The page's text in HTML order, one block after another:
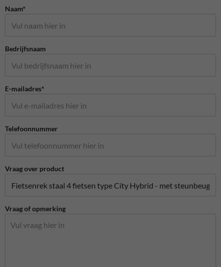
Naam*
Bedrijfsnaam
E-mailadres*
Telefoonnummer
Vraag over product
Vraag of opmerking